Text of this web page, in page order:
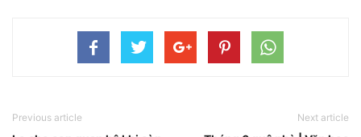
Previous article Next article